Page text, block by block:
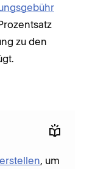
zu den
, um